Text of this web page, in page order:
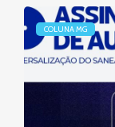
COLUNA MG